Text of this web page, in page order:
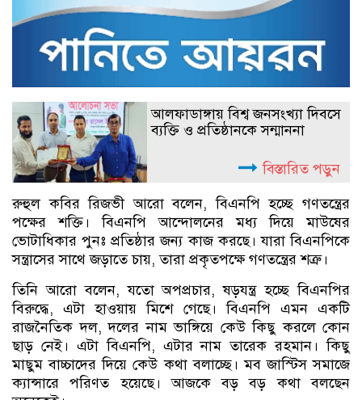
আলফাডাঙ্গায় বিশ্ব জনসংখ্যা দিবসে
ব্যক্তি ও প্রতিষ্ঠানকে সন্মাননা
বিস্তারিত পড়ুন
রুহুল কবির রিজভী আরো বলেন, বিএনপি হচ্ছে গণতন্ত্রের
পক্ষের শক্তি। বিএনপি আন্দোলনের মধ্য দিয়ে মাউষের
ভোটাধিকার পুনঃ প্রতিষ্ঠার জন্য কাজ করছে। যারা বিএনপিকে
সন্ত্রাসের সাথে জড়াতে চায়, তারা প্রকৃতপক্ষে গণতন্ত্রের শত্রু।
তিনি আরো বলেন, যতো অপপ্রচার, ষড়যন্ত্র হচ্ছে বিএনপির
বিরুদ্ধে, এটা হাওয়ায় মিশে গেছে। বিএনপি এমন একটি
রাজনৈতিক দল, দলের নাম ভাঙ্গিয়ে কেউ কিছু করলে কোন
ছাড় নেই। এটা বিএনপি, এটার নাম তারেক রহমান। কিছু
মাছুম বাচ্চাদের দিয়ে কেউ কথা বলাচ্ছে। মব জাস্টিস সমাজে
ক্যান্সারে পরিণত হয়েছে। আজকে বড় বড় কথা বলছেন